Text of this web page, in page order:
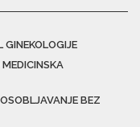
GINEKOLOGIJE
BEZ